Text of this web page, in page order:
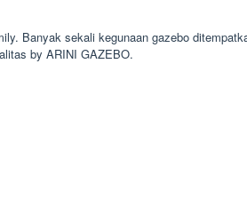
Banyak sekali kegunaan gazebo
by ARINI GAZEBO.